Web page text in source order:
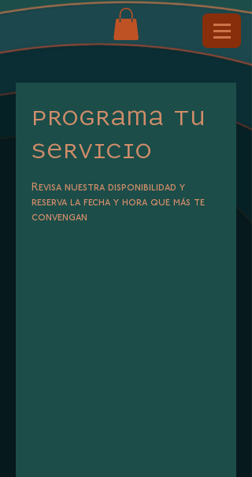
Programa tu
servicio
Revisa nuestra disponibilidad y
reserva la fecha y hora que más te
convengan